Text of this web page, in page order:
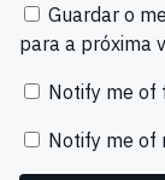
Guardar o
para a próxima
Notify me of
Notify me of